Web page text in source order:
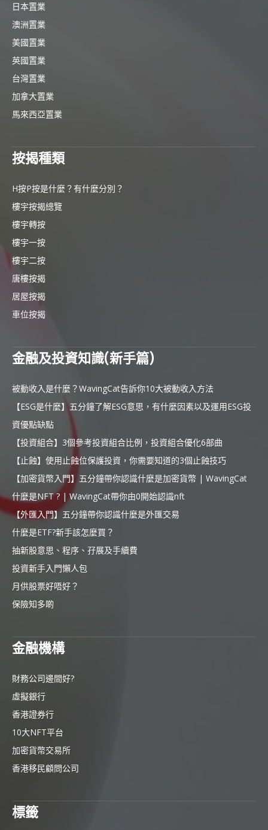
日本置業
澳洲置業
美國置業
英國置業
台灣置業
加拿大置業
馬來西亞置業
按揭種類
H按P按是什麼？有什麼分別？
樓宇按揭總覽
樓宇轉按
樓宇一按
樓宇二按
唐樓按揭
居屋按揭
車位按揭
金融及投資知識(新手篇)
被動收入是什麼？WavingCat告訴你10大被動收入方法
【ESG是什麼】五分鐘了解ESG意思，有什麼因素以及運用ESG投
資優點缺點
【投資組合】3個參考投資組合比例，投資組合優化6部曲
【止蝕】使用止蝕位保護投資，你需要知道的3個止蝕技巧
【加密貨幣入門】五分鐘帶你認識什麼是加密貨幣 | WavingCat
什麼是NFT ? | WavingCat帶你由0開始認識nft
【外匯入門】五分鐘帶你認識什麼是外匯交易
什麼是ETF?新手該怎麼買？
抽新股意思、程序、孖展及手續費
投資新手入門懶人包
月供股票好唔好？
保險知多啲
金融機構
財務公司邊間好?
虛擬銀行
香港證券行
10大NFT平台
加密貨幣交易所
香港移民顧問公司
標籤